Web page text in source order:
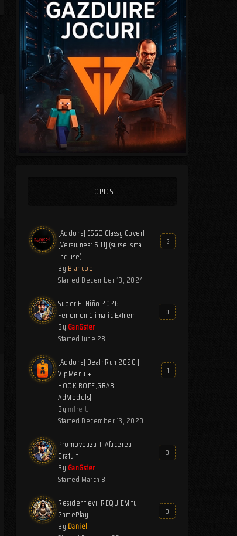
TOPICS
2
[Addons] CSGO Classy Covert
[Versiunea: 6.11] (surse .sma
incluse)
By Blancoo
Started December 13, 2024
0
Super El Niño 2026:
Fenomen Climatic Extrem
By GanGster
StartedJune 28
1
[Addons] DeathRun 2020 [
VipMenu +
HOOK,ROPE,GRAB +
AdModels] .
By m1relU
Started December 13, 2020
0
Promoveaza-ti Afacerea
Gratuit
By GanGster
Started March 8
0
Resident evil REQUiEM full
GamePlay
By Daniel